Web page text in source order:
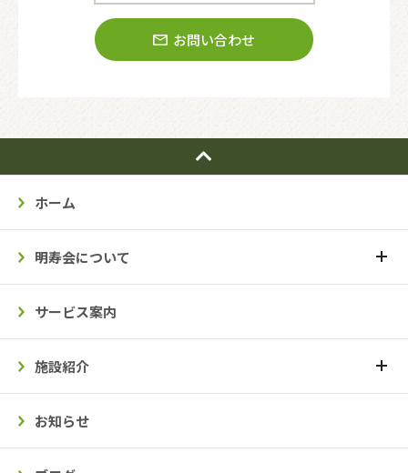
お問い合わせ
ホーム
明寿会について
サービス案内
施設紹介
お知らせ